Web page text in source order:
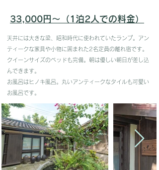
33,000円〜（1泊2人での料金）
天井には大きな梁、昭和時代に使われていたランプ。アン
ティークな家具や小物に囲まれた2名定員の離れ宿です。
クイーンサイズのベッドも完備。朝は優しい朝日が差し込
んできます。
お風呂はヒノキ風呂。丸いアンティークなタイルも可愛い
お風呂です。